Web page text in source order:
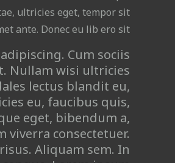
ultricies eget, tempor sit
ante. Donec eu lib ero sit.
Cum sociis
Nullam wisi ultricies
lectus blandit eu,
eu, faucibus quis,
eget, bibendum a,
viverra consectetuer.
Aliquam sem. In